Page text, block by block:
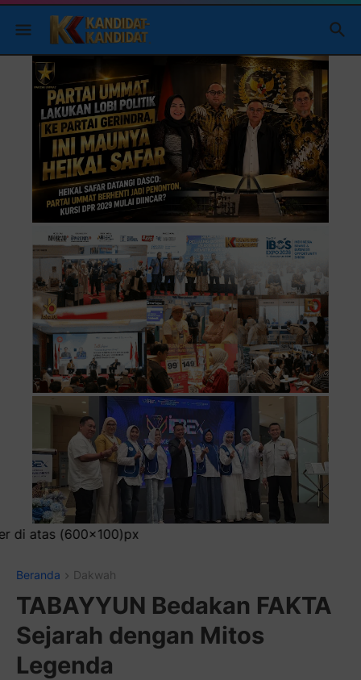
Beranda Dakwah
TABAYYUN Bedakan FAKTA
Sejarah dengan Mitos
Legenda